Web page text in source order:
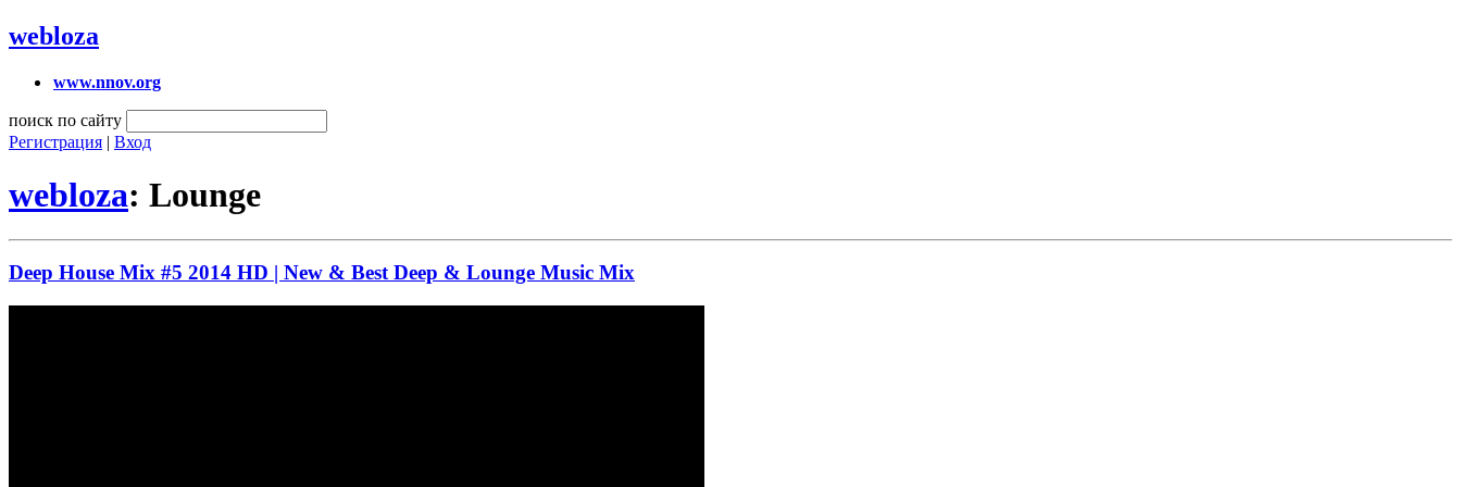
webloza
www.nnov.org
поиск по сайту
Регистрация | Вход
webloza: Lounge
Deep House Mix #5 2014 HD | New & Best Deep & Lounge Music Mix